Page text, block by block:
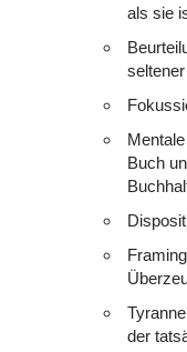
als sie
Buch
der